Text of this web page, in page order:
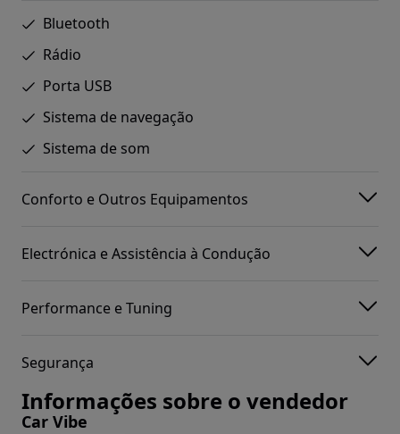
Bluetooth
Rádio
Porta USB
Sistema de navegação
Sistema de som
Conforto e Outros Equipamentos
Electrónica e Assistência à Condução
Performance e Tuning
Segurança
Informações sobre o vendedor
Car Vibe